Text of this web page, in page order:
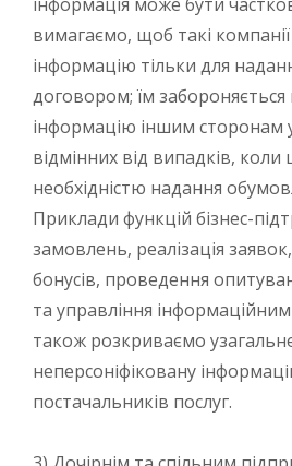
вимагаємо, щоб такі
інформацію тільки для
договором; їм
інформацію іншим сторонам у
відмінних від випадків,
необхідністю надання
Приклади функцій бізнес-
замовлень, реалізація
бонусів, проведення
та управління
також розкриваємо
неперсоніфіковану
постачальників послуг.